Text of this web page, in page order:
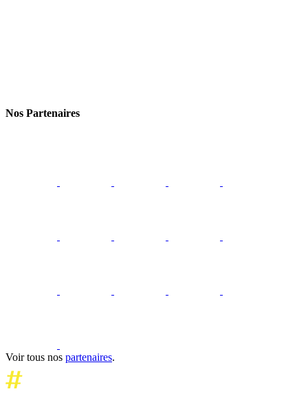
Nos Partenaires
Voir tous nos partenaires.